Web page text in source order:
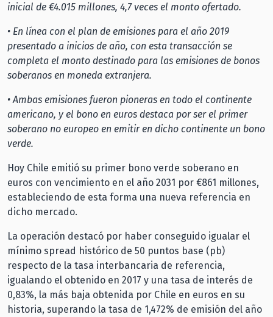
inicial de €4.015 millones, 4,7 veces el monto ofertado.
• En línea con el plan de emisiones para el año 2019
presentado a inicios de año, con esta transacción se
completa el monto destinado para las emisiones de bonos
soberanos en moneda extranjera.
• Ambas emisiones fueron pioneras en todo el continente
americano, y el bono en euros destaca por ser el primer
soberano no europeo en emitir en dicho continente un bono
verde.
Hoy Chile emitió su primer bono verde soberano en
euros con vencimiento en el año 2031 por €861 millones,
estableciendo de esta forma una nueva referencia en
dicho mercado.
La operación destacó por haber conseguido igualar el
mínimo spread histórico de 50 puntos base (pb)
respecto de la tasa interbancaria de referencia,
igualando el obtenido en 2017 y una tasa de interés de
0,83%, la más baja obtenida por Chile en euros en su
historia, superando la tasa de 1,472% de emisión del año